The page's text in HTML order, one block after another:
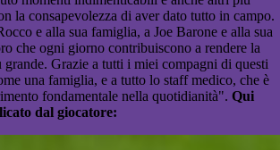
la consapevolezza di aver dato tutto in campo.
e alla sua famiglia, a Joe Barone e alla sua
che ogni giorno contribuiscono a rendere la
grande. Grazie a tutti i miei compagni di questi
una famiglia, e a tutto lo staff medico, che è
fondamentale nella quotidianità". Qui
dal giocatore: